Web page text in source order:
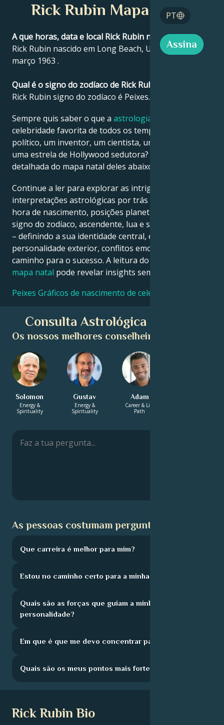
Sagitário
PT
English
Assina
Rick Rubin Mapa astral
A que horas, data e local Rick Rubin nasceu?
Rick Rubin nascido em Long Beach, United States 10
março 1963 .
Qual é o signo do zodíaco de Rick Rubin?
Rick Rubin signo do zodíaco é Peixes.
Sempre quis saber o que a astrologia
celebridade favorita de todos os tempos – um
político, um inventor, um cientista, um músico ou
uma estrela de Hollywood sedutora? Veja a análise
detalhada do mapa natal deles abaixo para descobrir!
Continue a ler para explorar as intrigantes
interpretações astrológicas por trás da data, local e
hora de nascimento, posições planetárias, casas,
signo do zodíaco, ascendente, lua e signo ascendente
– definindo a sua identidade central, ego,
personalidade exterior, conflitos emocionais e
caminho para o sucesso. A leitura do seu próprio
mapa natal pode revelar insights semelhantes!
Peixes Gráficos de nascimento de celebridades
Consulta Astrológica Gratuita
Os nossos melhores conselheiros:
Solomon
Energy &
Spirituality
Gustav
Energy &
Spirituality
Adam
Career & Life
Path
As pessoas costumam perguntar:
Que carreira é melhor para mim?
Estou no caminho certo para a minha carreira?
Quais são as forças que guiam a minha
personalidade?
Em que é que me devo concentrar para crescer?
Quais são os meus pontos mais fortes?
Rick Rubin Bio